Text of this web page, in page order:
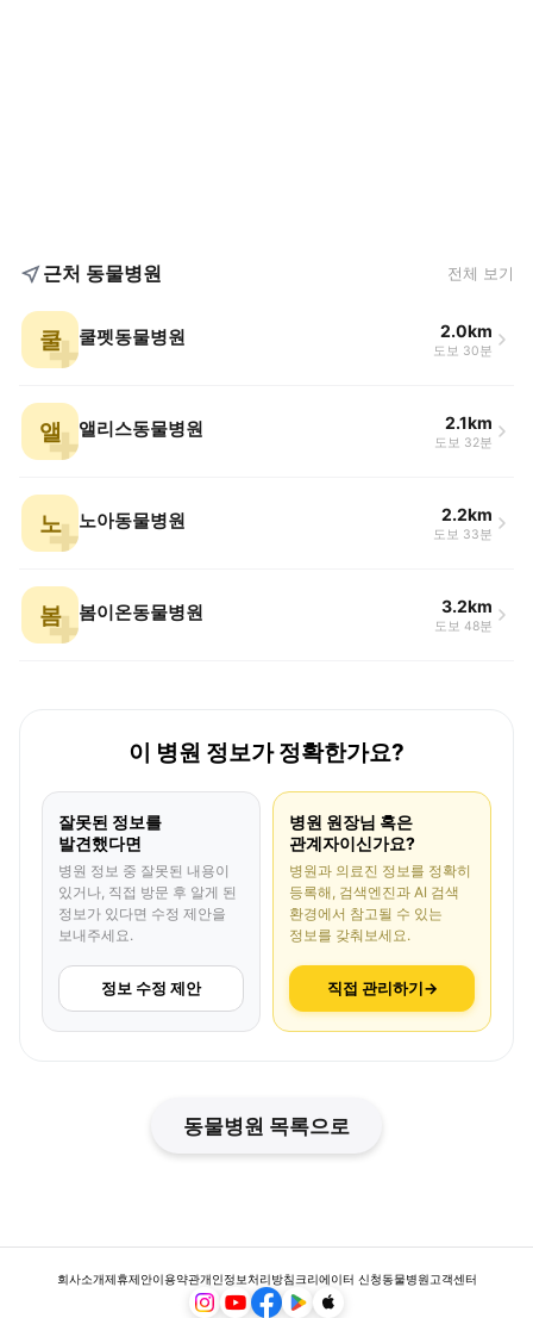
근처 동물병원 전체 보기
쿨 쿨펫동물병원 2.0km
도보 30분
앨 앨리스동물병원 2.1km
도보 32분
노 노아동물병원 2.2km
도보 33분
봄 봄이온동물병원 3.2km
도보 48분
이 병원 정보가 정확한가요?
잘못된 정보를
발견했다면
병원 정보 중 잘못된 내용이
있거나, 직접 방문 후 알게 된
정보가 있다면 수정 제안을
보내주세요.
정보 수정 제안
병원 원장님 혹은
관계자이신가요?
병원과 의료진 정보를 정확히
등록해, 검색엔진과 AI 검색
환경에서 참고될 수 있는
정보를 갖춰보세요.
직접 관리하기→
동물병원 목록으로
회사소개제휴제안이용약관개인정보처리방침크리에이터 신청동물병원고객센터